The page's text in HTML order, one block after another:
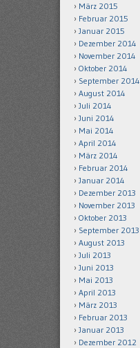
März 2015
Februar 2015
Januar 2015
Dezember 2014
November 2014
Oktober 2014
September 2014
August 2014
Juli 2014
Juni 2014
Mai 2014
April 2014
März 2014
Februar 2014
Januar 2014
Dezember 2013
November 2013
Oktober 2013
September 2013
August 2013
Juli 2013
Juni 2013
Mai 2013
April 2013
März 2013
Februar 2013
Januar 2013
Dezember 2012